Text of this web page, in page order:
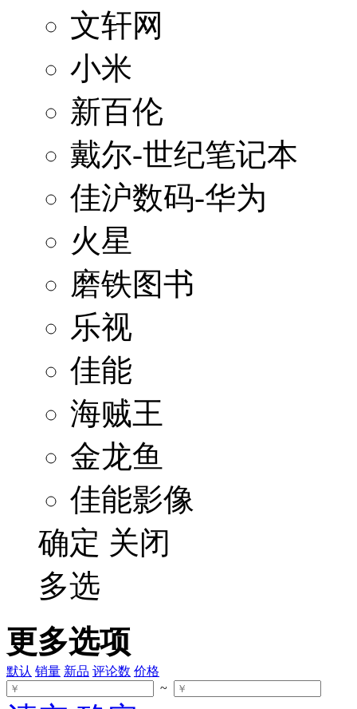
文轩网
小米
新百伦
戴尔-世纪笔记本
佳沪数码-华为
火星
磨铁图书
乐视
佳能
海贼王
金龙鱼
佳能影像
确定 关闭
多选
更多选项
默认 销量 新品 评论数 价格
~